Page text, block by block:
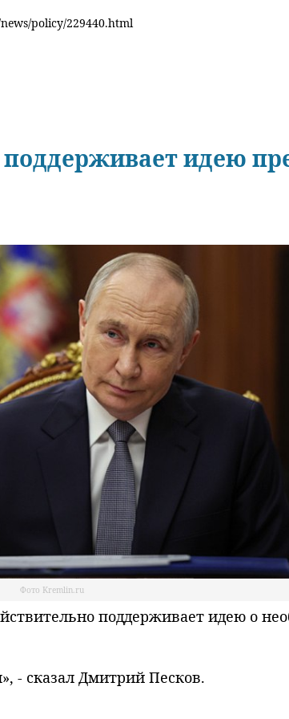
policy/229440.html
идею
Фото Kremlin.ru
поддерживает идею о
- сказал Дмитрий Песков.